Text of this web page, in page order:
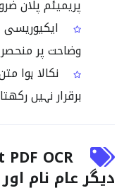
پریمیئم پلان
وضاحت پر منحصر
نکالا ہوا
برقرار نہیں رکھتا
دیگر عام نام